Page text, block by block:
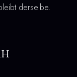
derselbe.